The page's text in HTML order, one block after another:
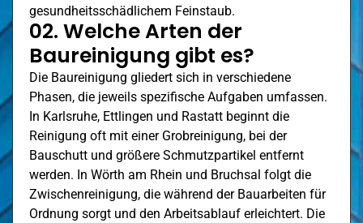
gesundheitsschädlichem Feinstaub.
02. Welche Arten der
Baureinigung gibt es?
Die Baureinigung gliedert sich in verschiedene
Phasen, die jeweils spezifische Aufgaben umfassen.
In Karlsruhe, Ettlingen und Rastatt beginnt die
Reinigung oft mit einer Grobreinigung, bei der
Bauschutt und größere Schmutzpartikel entfernt
werden. In Wörth am Rhein und Bruchsal folgt die
Zwischenreinigung, die während der Bauarbeiten für
Ordnung sorgt und den Arbeitsablauf erleichtert. Die